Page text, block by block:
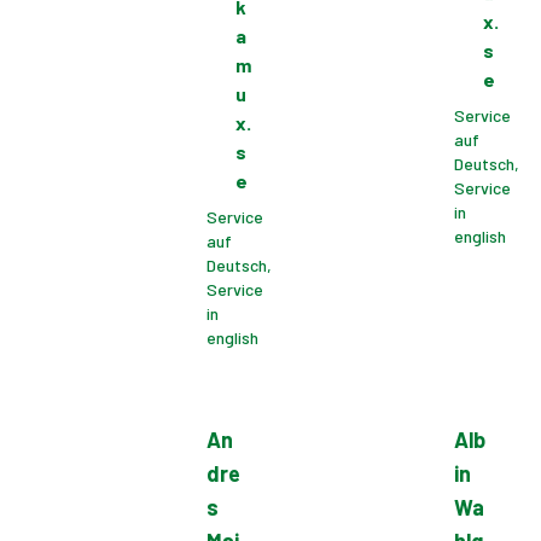
k
a
m
u
x.
s
e
Service
auf
Deutsch,
Service
in
english
x.
s
e
Service
auf
Deutsch,
Service
in
english
An
dre
s
Alb
in
Wa